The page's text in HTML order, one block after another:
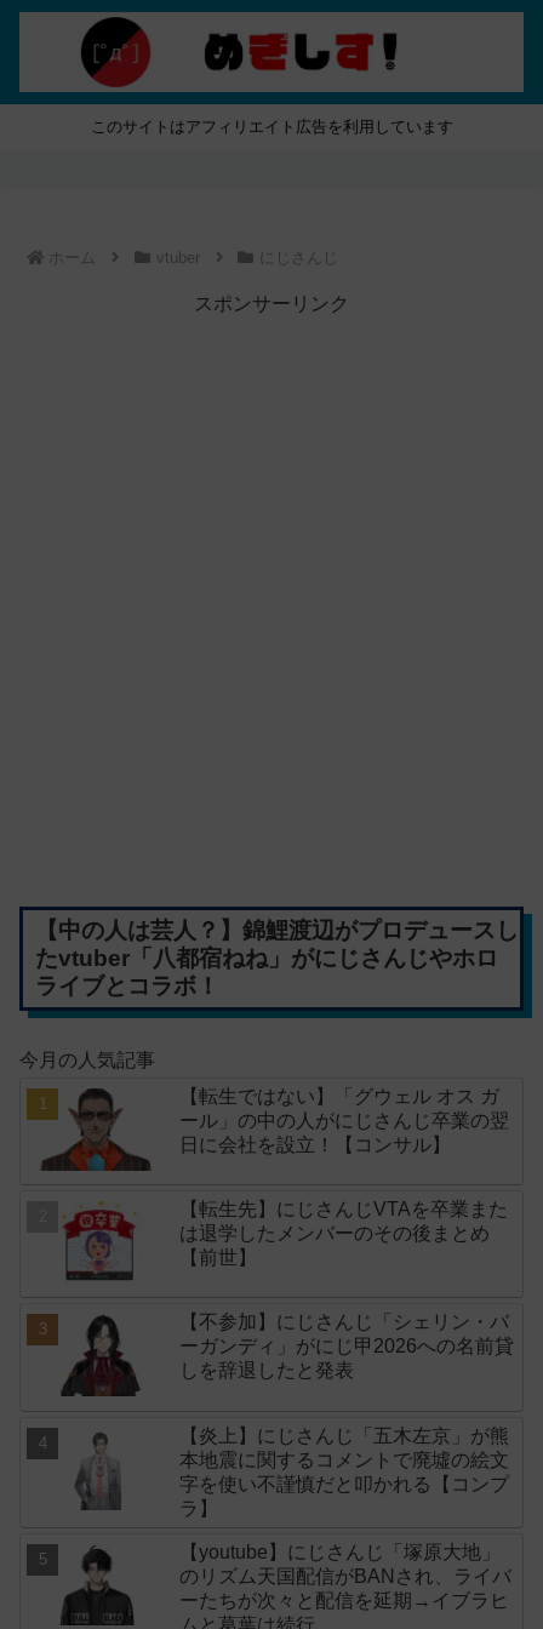
このサイトはアフィリエイト広告を利用しています
ホーム vtuber にじさんじ
スポンサーリンク
【中の人は芸人？】錦鯉渡辺がプロデュースし
たvtuber「八都宿ねね」がにじさんじやホロ
ライブとコラボ！
今月の人気記事
【転生ではない】「グウェル オス ガ
ール」の中の人がにじさんじ卒業の翌
日に会社を設立！【コンサル】
【転生先】にじさんじVTAを卒業また
は退学したメンバーのその後まとめ
【前世】
【不参加】にじさんじ「シェリン・バ
ーガンディ」がにじ甲2026への名前貸
しを辞退したと発表
【炎上】にじさんじ「五木左京」が熊
本地震に関するコメントで廃墟の絵文
字を使い不謹慎だと叩かれる【コンプ
ラ】
【youtube】にじさんじ「塚原大地」
のリズム天国配信がBANされ、ライバ
ーたちが次々と配信を延期→イブラヒ
ムと葛葉は続行